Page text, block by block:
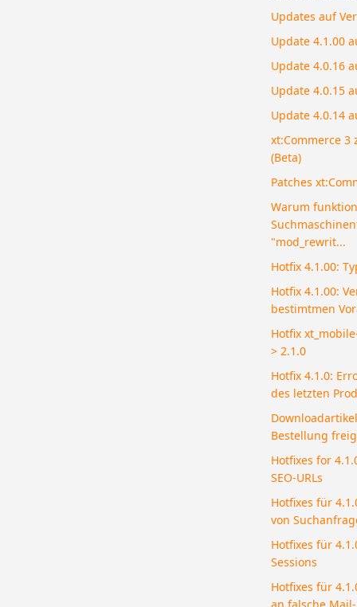
Updates auf
Update 4.1.00
Update 4.0.16
Update 4.0.15
Update 4.0.14
xt:Commerce
(Beta)
Patches
Warum
"mod_rewrit...
Hotfix 4.1.00:
Hotfix 4.1.00:
bestimtmen
Hotfix
> 2.1.0
Hotfix 4.1.0:
des letzten
Bestellung
Hotfixes for
SEO-URLs
Hotfixes für
von
Hotfixes für
Sessions
Hotfixes für